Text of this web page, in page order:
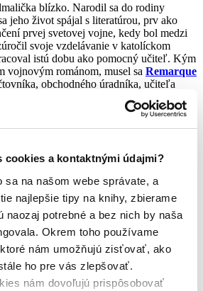
cookies a kontaktnými údajmi?
sa na našom webe správate, a
najlepšie tipy na knihy, zbierame
naozaj potrebné a bez nich by naša
Okrem toho používame
nám umožňujú zisťovať, ako
ho pre vás zlepšovať.
nám dovoľujú prispôsobovať
blízko. Narodil sa do rodiny
jeho život spájal s literatúrou, prv ako
prvej svetovej vojne, kedy bol medzi
svoje vzdelávanie v katolíckom
istú dobu ako pomocný učiteľ. Kým
vojnovým románom, musel sa Remarque
obchodného úradníka, učiteľa
kameňov až po reportéra
však?! Také časté striedanie zamestnaní
od vydania románu sa predalo 925 000
záujem neustával,
naopak –rástol a predalo sa 3,5 milióna
bolo prvé mesiace po vyjdení románu
pracovnú zmenu, aby boli
prípade vášnivých čitateľov, nasýtené. Už
je jasné, že kniha vyvolala skutočne